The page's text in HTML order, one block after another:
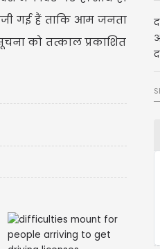
भेजी गई हैं ताकि आम जनता
को तत्काल प्रकाशित
USD $
Updated 07/08/